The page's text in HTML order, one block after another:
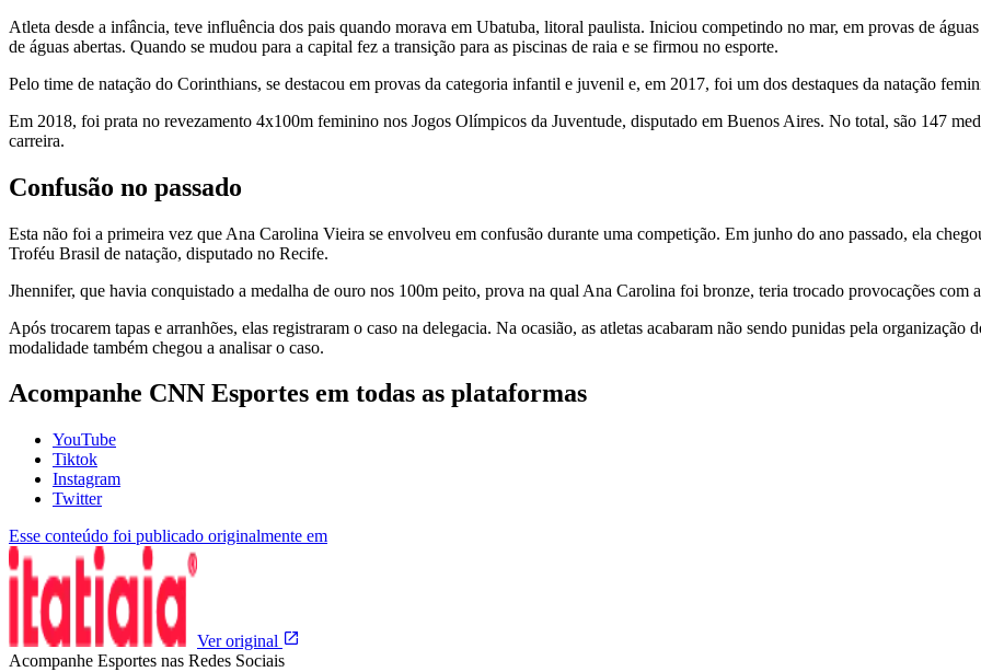
Atleta desde a infância, teve influência dos pais quando morava em Ubatuba, litoral paulista. Iniciou competindo no mar, em provas de
de águas abertas. Quando se mudou para a capital fez a transição para as piscinas de raia e se firmou no esporte.
Pelo time de natação do Corinthians, se destacou em provas da categoria infantil e juvenil e, em 2017, foi um dos destaques da natação
Em 2018, foi prata no revezamento 4x100m feminino nos Jogos Olímpicos da Juventude, disputado em Buenos Aires. No total, são 147
carreira.
Confusão no passado
Esta não foi a primeira vez que Ana Carolina Vieira se envolveu em confusão durante uma competição. Em junho do ano passado, ela
Troféu Brasil de natação, disputado no Recife.
Jhennifer, que havia conquistado a medalha de ouro nos 100m peito, prova na qual Ana Carolina foi bronze, teria trocado provocações com
Após trocarem tapas e arranhões, elas registraram o caso na delegacia. Na ocasião, as atletas acabaram não sendo punidas pela
modalidade também chegou a analisar o caso.
Acompanhe CNN Esportes em todas as plataformas
YouTube
Tiktok
Instagram
Twitter
Esse conteúdo foi publicado originalmente em
Ver original
Acompanhe Esportes nas Redes Sociais